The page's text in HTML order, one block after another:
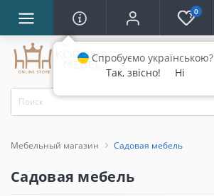
0
Мебельный магазин Садовая мебель
Садовая мебель
Спробуємо українською?
Так, звісно!
Ні